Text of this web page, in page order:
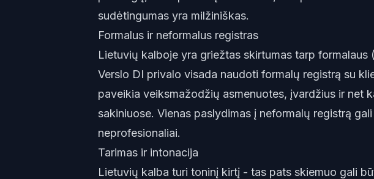
sudėtingumas yra milžiniškas.
Formalus ir neformalus registras
Lietuvių kalboje yra griežtas skirtumas tarp
Verslo DI privalo visada naudoti formalų registrą su
paveikia veiksmažodžių asmenuotes, įvardžius ir net
sakiniuose. Vienas paslydimas į neformalų registrą
neprofesionaliai.
Tarimas ir intonacija
Lietuvių kalba turi toninį kirtį - tas pats skiemuo gali